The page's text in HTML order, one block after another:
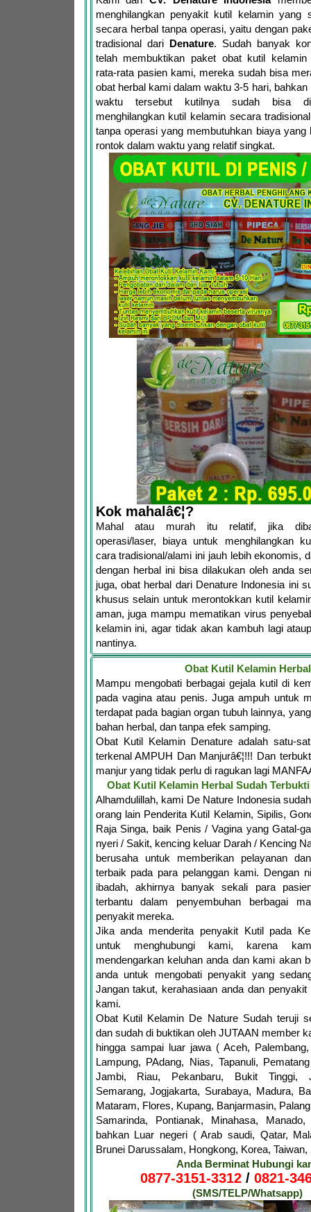
menghilangkan penyakit kutil kelamin yang
secara herbal tanpa operasi, yaitu dengan
tradisional dari Denature. Sudah banyak
telah membuktikan paket obat kutil kelamin
rata-rata pasien kami, mereka sudah bisa
obat herbal kami dalam waktu 3-5 hari,
waktu tersebut kutilnya sudah bisa
menghilangkan kutil kelamin secara
tanpa operasi yang membutuhkan biaya yang
rontok dalam waktu yang relatif singkat.
Kok mahalâ€¦?
Mahal atau murah itu relatif, jika
operasi/laser, biaya untuk menghilangkan
cara tradisional/alami ini jauh lebih ekonomis,
dengan herbal ini bisa dilakukan oleh anda
juga, obat herbal dari Denature Indonesia ini
khusus selain untuk merontokkan kutil
aman, juga mampu mematikan virus
kelamin ini, agar tidak akan kambuh lagi
nantinya.
Obat Kutil Kelamin Herbal
Mampu mengobati berbagai gejala kutil di
pada vagina atau penis. Juga ampuh untuk
terdapat pada bagian organ tubuh lainnya,
bahan herbal, dan tanpa efek samping.
Obat Kutil Kelamin Denature adalah satu-
terkenal AMPUH Dan Manjurâ€¦!!! Dan
manjur yang tidak perlu di ragukan lagi
Obat Kutil Kelamin Herbal Sudah
Alhamdulillah, kami De Nature Indonesia
orang lain Penderita Kutil Kelamin, Sipilis,
Raja Singa, baik Penis / Vagina yang Gatal-
nyeri / Sakit, kencing keluar Darah / Kencing
berusaha untuk memberikan pelayanan
terbaik pada para pelanggan kami. Dengan
ibadah, akhirnya banyak sekali para
terbantu dalam penyembuhan berbagai
penyakit mereka.
Jika anda menderita penyakit Kutil pada
untuk menghubungi kami, karena
mendengarkan keluhan anda dan kami akan
anda untuk mengobati penyakit yang
Jangan takut, kerahasiaan anda dan penyakit
kami.
Obat Kutil Kelamin De Nature Sudah teruji
dan sudah di buktikan oleh JUTAAN member
hingga sampai luar jawa ( Aceh,
Lampung, PAdang, Nias, Tapanuli,
Jambi, Riau, Pekanbaru, Bukit Tinggi,
Semarang, Jogjakarta, Surabaya, Madura,
Mataram, Flores, Kupang, Banjarmasin,
Samarinda, Pontianak, Minahasa,
bahkan Luar negeri ( Arab saudi, Qatar,
Brunei Darussalam, Hongkong, Korea, Taiwan,
Anda Berminat Hubungi
0877-3151-3312 /0821-
(SMS/TELP/Whatsapp)